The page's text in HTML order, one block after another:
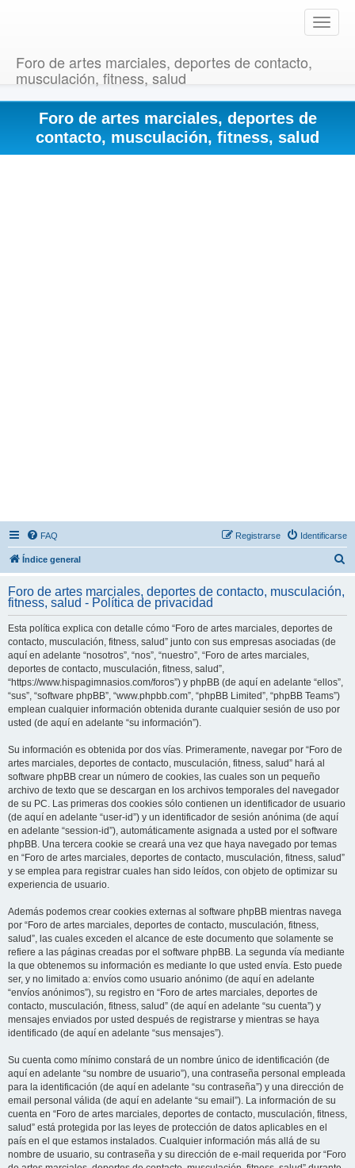
T
o
e
v
Foro de artes marciales, deportes de contacto,
musculación, fitness, salud
Foro de artes marciales, deportes de
contacto, musculación, fitness, salud
FAQ Identificarse
Registrarse
Índice general
c
Foro de artes marciales, deportes de contacto, musculación,
fitness, salud - Política de privacidad
Esta política explica con detalle cómo “Foro de artes marciales, deportes de
contacto, musculación, fitness, salud” junto con sus empresas asociadas (de
aquí en adelante “nosotros”, “nos”, “nuestro”, “Foro de artes marciales,
deportes de contacto, musculación, fitness, salud”,
“https://www.hispagimnasios.com/foros”) y phpBB (de aquí en adelante “ellos”,
“sus”, “software phpBB”, “www.phpbb.com”, “phpBB Limited”, “phpBB Teams”)
emplean cualquier información obtenida durante cualquier sesión de uso por
usted (de aquí en adelante “su información”).
Su información es obtenida por dos vías. Primeramente, navegar por “Foro de
artes marciales, deportes de contacto, musculación, fitness, salud” hará al
software phpBB crear un número de cookies, las cuales son un pequeño
archivo de texto que se descargan en los archivos temporales del navegador
de su PC. Las primeras dos cookies sólo contienen un identificador de usuario
(de aquí en adelante “user-id”) y un identificador de sesión anónima (de aquí
en adelante “session-id”), automáticamente asignada a usted por el software
phpBB. Una tercera cookie se creará una vez que haya navegado por temas
en “Foro de artes marciales, deportes de contacto, musculación, fitness, salud”
y se emplea para registrar cuales han sido leídos, con objeto de optimizar su
experiencia de usuario.
Además podemos crear cookies externas al software phpBB mientras navega
por “Foro de artes marciales, deportes de contacto, musculación, fitness,
salud”, las cuales exceden el alcance de este documento que solamente se
refiere a las páginas creadas por el software phpBB. La segunda vía mediante
la que obtenemos su información es mediante lo que usted envía. Esto puede
ser, y no limitado a: envíos como usuario anónimo (de aquí en adelante
“envíos anónimos”), su registro en “Foro de artes marciales, deportes de
contacto, musculación, fitness, salud” (de aquí en adelante “su cuenta”) y
mensajes enviados por usted después de registrarse y mientras se haya
identificado (de aquí en adelante “sus mensajes”).
Su cuenta como mínimo constará de un nombre único de identificación (de
aquí en adelante “su nombre de usuario”), una contraseña personal empleada
para la identificación (de aquí en adelante “su contraseña”) y una dirección de
email personal válida (de aquí en adelante “su email”). La información de su
cuenta en “Foro de artes marciales, deportes de contacto, musculación, fitness,
salud” está protegida por las leyes de protección de datos aplicables en el
país en el que estamos instalados. Cualquier información más allá de su
nombre de usuario, su contraseña y su dirección de e-mail requerida por “Foro